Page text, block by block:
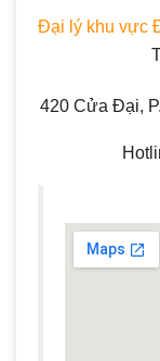
Đại lý khu vực
420 Cửa Đại,